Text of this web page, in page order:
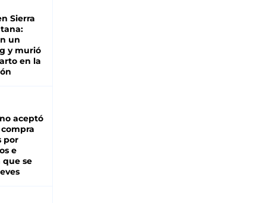
Sierra
un
y murió
en la
aceptó
por
e
se